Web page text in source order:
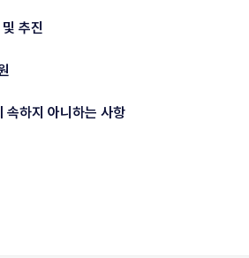
추진
속하지 아니하는 사항